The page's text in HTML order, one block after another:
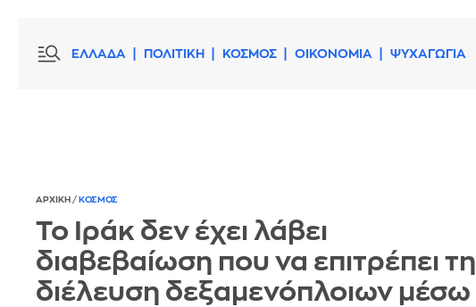
ΕΛΛΑΔΑ ΠΟΛΙΤΙΚΗ ΚΟΣΜΟΣ ΟΙΚΟΝΟΜΙΑ ΨΥΧΑΓΩΓΙΑ
ΑΡΧΙΚΗ / ΚΟΣΜΟΣ
Το Ιράκ δεν έχει λάβει
διαβεβαίωση που να επιτρέπει τη
διέλευση δεξαμενόπλοιων μέσω